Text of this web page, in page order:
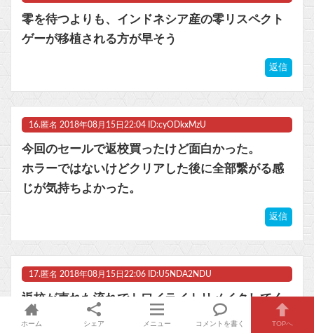
零を待つよりも、インドネシア産の零リスペクト
ゲーが移植される方が早そう
返信
16. 匿名 2018年08月15日22:04 ID:cyODkxMzU
今回のセールで返校買ったけど面白かった。
ホラーではないけどクリアした後に全部繋がる感
じが気持ちよかった。
返信
17. 匿名 2018年08月15日22:06 ID:U5NDA2NDU
返校が売れた流れでトワイライトリメイクしてく
れないかなぁ
ホーム シェア メニュー コメントを書く TOPへ